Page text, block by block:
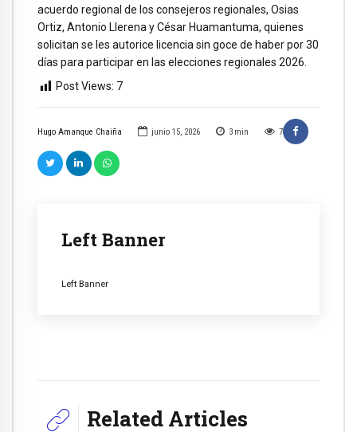
Hugo Amanque Chaiña junio 15, 2026 3 min 7
Left Banner
Left Banner
acuerdo regional de los consejeros regionales, Osias
Ortiz, Antonio Llerena y César Huamantuma, quienes
solicitan se les autorice licencia sin goce de haber por 30
días para participar en las elecciones regionales 2026.
Post Views: 7
Related Articles